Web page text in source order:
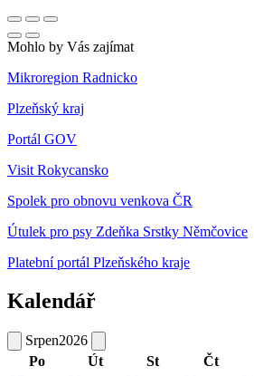
Mohlo by Vás zajímat
Mikroregion Radnicko
Plzeňský kraj
Portál GOV
Visit Rokycansko
Spolek pro obnovu venkova ČR
Útulek pro psy Zdeňka Srstky Němčovice
Platební portál Plzeňského kraje
Kalendář
Srpen2026
Po
Út St Čt